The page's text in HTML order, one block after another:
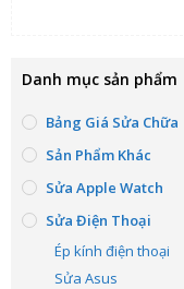
Danh mục sản phẩm
Bảng Giá Sửa Chữa
Sản Phẩm Khác
Sửa Apple Watch
Sửa Điện Thoại
Ép kính điện thoại
Sửa Asus